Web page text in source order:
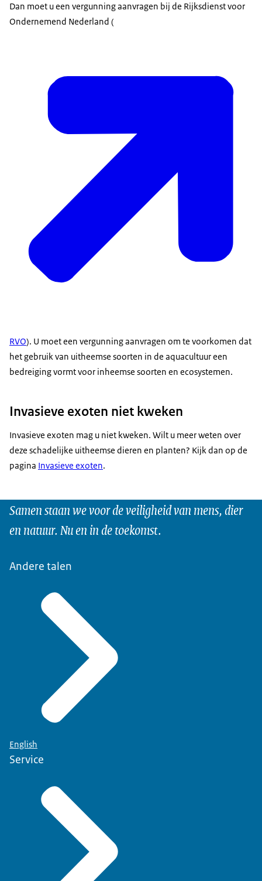
Dan moet u een vergunning aanvragen bij de Rijksdienst voor
Ondernemend Nederland (
RVO). U moet een vergunning aanvragen om te voorkomen dat
het gebruik van uitheemse soorten in de aquacultuur een
bedreiging vormt voor inheemse soorten en ecosystemen.
Invasieve exoten niet kweken
Invasieve exoten mag u niet kweken. Wilt u meer weten over
deze schadelijke uitheemse dieren en planten? Kijk dan op de
pagina Invasieve exoten.
Samen staan we voor de veiligheid van mens, dier
en natuur. Nu en in de toekomst.
Andere talen
English
Service